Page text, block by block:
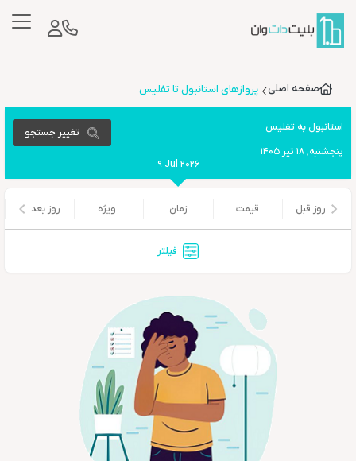
صفحه اصلی پروازهای استانبول تا تفلیس
استانبولبه تفلیس
پنجشنبه, ۱۸ تیر ۱۴۰۵
9 Jul 2026
تغییر جستجو
روز قبل قیمت زمان ویژه روز بعد
فیلتر